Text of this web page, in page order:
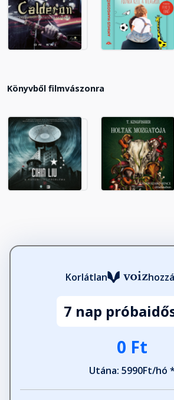
Huszonkettő
Fejezet hossza: 00:05:43
Huszonnégy
Fejezet hossza: 00:06:29
Huszonöt
Fejezet hossza: 00:14:24
Huszonhét
Fejezet hossza: 00:07:16
Huszonkilenc
Könyvből filmvászonra
Korlátlan
7 nap
0 Ft
Utána: 5990Ft/hó *